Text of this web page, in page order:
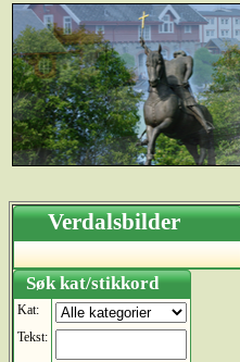
Verdalsbilder
Søk kat/stikkord
Kat:
Tekst: